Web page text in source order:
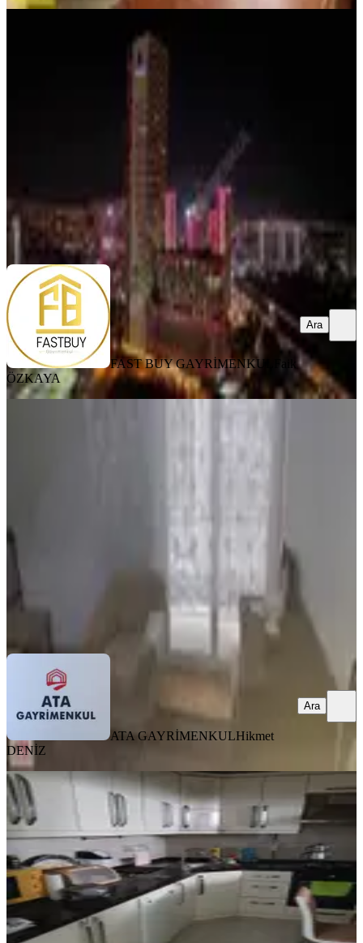
Mahall Bomonti Kapalı Mutfak
Balkonlu Kilerli Satılık 2+1 Daire
Konak, Halkapınar Mahallesi
115 m²
FAST BUY GAYRİMENKUL Faik ÖZKAYA
FAST BUY GAYRİMENKUL
Faik
ÖZKAYA
Ara
M2,dogalgazli,çift Cepheli Satılık
Hikmet DENİZ
ATA GAYRİMENKULHikmet
DENİZ
Ara
YENİ
Konak Hatay Satılık Daire 2+1
Konak, Murat Reis Mahallesi
2+1
·90 m²·Kot 1·05.08.2026
3.200.000 ₺
ÇELİKEL EMLAK